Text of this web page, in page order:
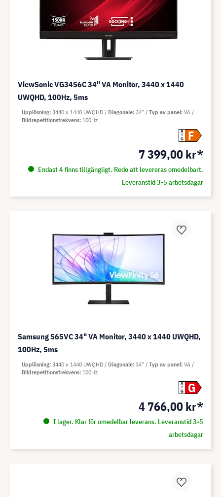
ViewSonic VG3456C 34" VA Monitor, 3440 x 1440
UWQHD, 100Hz, 5ms
A
G
F
7 399,00 kr*
Endast 4 finns tillgängligt. Redo att levereras omedelbart.
Leveranstid 3-5 arbetsdagar
Upplösning 3440 x 1440 UWQHD Diagonale 34" Typ av panel VA
Bildrepetitionsfrekvens 100Hz
Samsung S65VC 34" VA Monitor, 3440 x 1440 UWQHD,
100Hz, 5ms
A
G
G
4 766,00 kr*
I lager. Klar för omedelbar leverans. Leveranstid 3-5
arbetsdagar
Upplösning 3440 x 1440 UWQHD Diagonale 34" Typ av panel VA
Bildrepetitionsfrekvens 100Hz